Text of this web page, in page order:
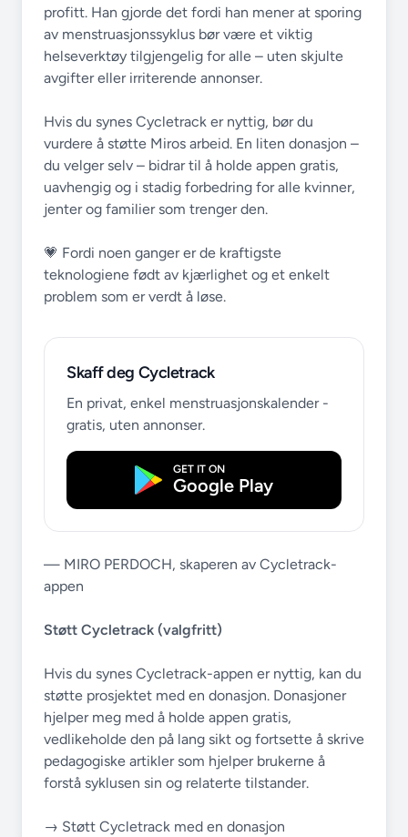
profitt. Han gjorde det fordi han mener at sporing
av menstruasjonssyklus bør være et viktig
helseverktøy tilgjengelig for alle – uten skjulte
avgifter eller irriterende annonser.
Hvis du synes Cycletrack er nyttig, bør du
vurdere å støtte Miros arbeid. En liten donasjon –
du velger selv – bidrar til å holde appen gratis,
uavhengig og i stadig forbedring for alle kvinner,
jenter og familier som trenger den.
💗 Fordi noen ganger er de kraftigste
teknologiene født av kjærlighet og et enkelt
problem som er verdt å løse.
Skaff deg Cycletrack
En privat, enkel menstruasjonskalender -
gratis, uten annonser.
GET IT ON
Google Play
— MIRO PERDOCH, skaperen av Cycletrack-
appen
Støtt Cycletrack (valgfritt)
Hvis du synes Cycletrack-appen er nyttig, kan du
støtte prosjektet med en donasjon. Donasjoner
hjelper meg med å holde appen gratis,
vedlikeholde den på lang sikt og fortsette å skrive
pedagogiske artikler som hjelper brukerne å
forstå syklusen sin og relaterte tilstander.
→ Støtt Cycletrack med en donasjon